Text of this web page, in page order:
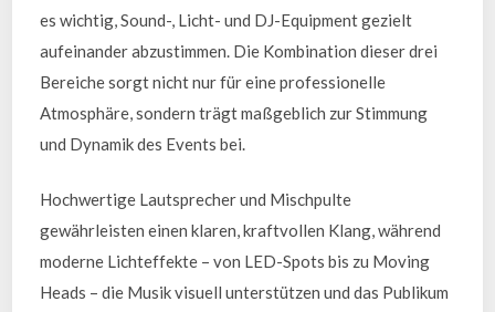
es wichtig, Sound-, Licht- und DJ-Equipment gezielt
aufeinander abzustimmen. Die Kombination dieser drei
Bereiche sorgt nicht nur für eine professionelle
Atmosphäre, sondern trägt maßgeblich zur Stimmung
und Dynamik des Events bei.
Hochwertige Lautsprecher und Mischpulte
gewährleisten einen klaren, kraftvollen Klang, während
moderne Lichteffekte – von LED-Spots bis zu Moving
Heads – die Musik visuell unterstützen und das Publikum